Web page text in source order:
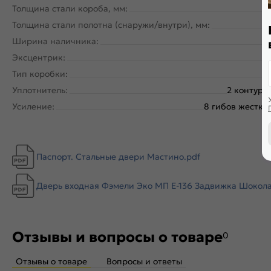
Толщина стали короба, мм:
Толщина стали полотна (снаружи/внутри), мм:
Ширина наличника:
Эксцентрик:
Тип коробки:
Уплотнитель:
2
Усиление:
8 гибов
Паспорт. Стальные двери Мастино.pdf
Дверь входная Фэмели Эко МП E-136 Задвижка
Отзывы и вопросы о товаре0
Отзывы о товаре Вопросы и ответы